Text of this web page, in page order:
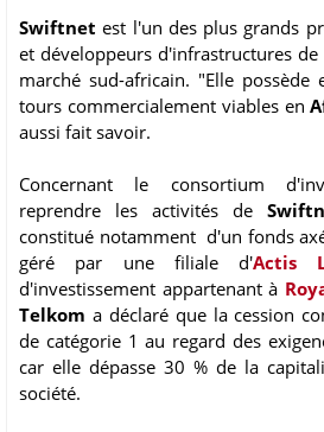
Swiftnet est l'un des plus grands
et développeurs d'infrastructures
marché sud-africain. "Elle
tours commercialement viables en
aussi fait savoir.
Concernant le consortium
reprendre les activités de
constitué notamment d'un fonds
géré par une filiale d'Actis
d'investissement appartenant à
Telkom a déclaré que la cession
de catégorie 1 au regard des
car elle dépasse 30 % de la
société.